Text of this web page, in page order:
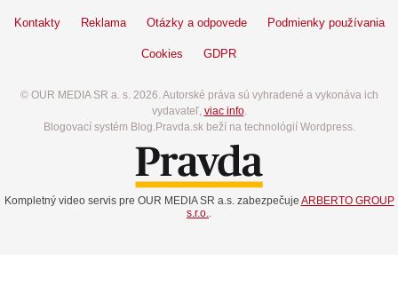
Kontakty Reklama Otázky a odpovede Podmienky používania
Cookies GDPR
© OUR MEDIA SR a. s. 2026. Autorské práva sú vyhradené a vykonáva ich
vydavateľ, viac info.
Blogovací systém Blog.Pravda.sk beží na technológií Wordpress.
Kompletný video servis pre OUR MEDIA SR a.s. zabezpečuje ARBERTO GROUP
s.r.o..